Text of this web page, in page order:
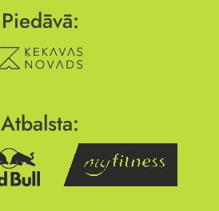
Piedāvā:
Atbalsta: